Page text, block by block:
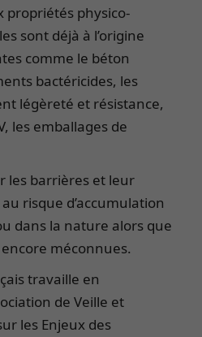
propriétés physico-
sont déjà à l’origine
comme le béton
bactéricides, les
légèreté et résistance,
les emballages de
les barrières et leur
risque d’accumulation
dans la nature alors que
méconnues.
travaille en
de Veille et
les Enjeux des